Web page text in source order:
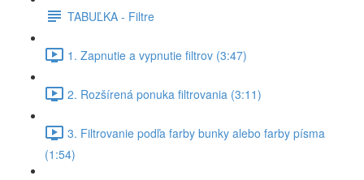
TABUĽKA - Filtre
1. Zapnutie a vypnutie filtrov (3:47)
2. Rozšírená ponuka filtrovania (3:11)
3. Filtrovanie podľa farby bunky alebo farby písma
(1:54)